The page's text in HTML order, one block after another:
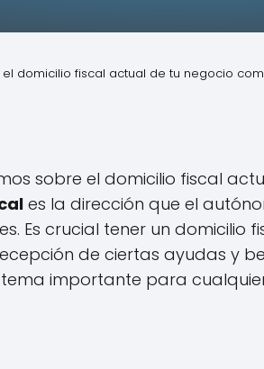
domicilio fiscal actual de tu negocio
sobre el domicilio fiscal
es la dirección que el
Es crucial tener un domicilio
de ciertas ayudas y
importante para